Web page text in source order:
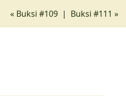
« Buksi #109 | Buksi #111 »